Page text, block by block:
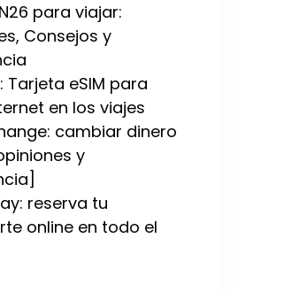
para viajar:
Consejos y
Tarjeta eSIM para
en los viajes
cambiar dinero
y
reserva tu
online en todo el